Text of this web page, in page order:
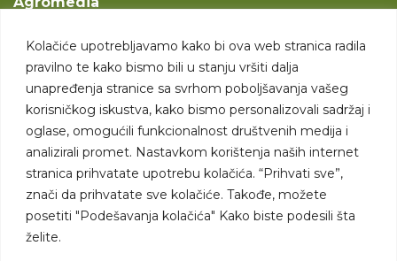
Kolačiće upotrebljavamo kako bi ova web stranica radila
pravilno te kako bismo bili u stanju vršiti dalja
unapređenja stranice sa svrhom poboljšavanja vašeg
korisničkog iskustva, kako bismo personalizovali sadržaj i
oglase, omogućili funkcionalnost društvenih medija i
analizirali promet. Nastavkom korištenja naših internet
stranica prihvatate upotrebu kolačića. “Prihvati sve”,
znači da prihvatate sve kolačiće. Takođe, možete
posetiti "Podešavanja kolačića" Kako biste podesili šta
želite.
Svet poljoprivrede
Marketing usluge
Tražimo saradnike
Kontakt
Kontakt